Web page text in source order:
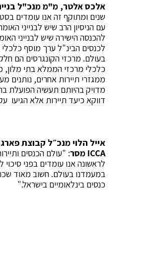
אלכס אלטר, מ"מ מנכ"ל
שנים ומתוקף זה אנו עומדים
עם הניסיון הרב שיש לבנייני
להכנסה הישירה שיש לבנייני
לכנסים הבינ"ל ערך מוסף
בעולם. מרכזי הקונגרסים הם
כלכלי מרכזי הממלא בתי מלון,
ממגזרי תיירות אחרים, נותנים
מדויק בהיותם תעשיה הפועלת
דווקא כיעד תיירות אלא הגיעו
אייל הלוי מנכ״ל קבוצת
ICCA מסר: "עולם הכנסים
לראשונה אנו עומדים בפני
במעמדנו בעולם. חשוב מאוד
כנסים בינלאומיים בישראל."